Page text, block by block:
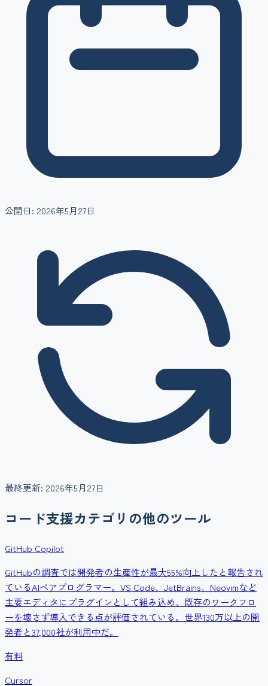
公開日: 2026年5月27日
最終更新: 2026年5月27日
コード支援カテゴリの他のツール
GitHub Copilot
GitHubの調査では開発者の生産性が最大55%向上したと報告され
ているAIペアプログラマー。VS Code、JetBrains、Neovimなど
主要エディタにプラグインとして組み込め、既存のワークフロ
ーを壊さず導入できる点が評価されている。世界130万以上の開
発者と37,000社が利用中だ。
有料
Cursor